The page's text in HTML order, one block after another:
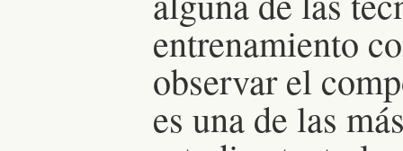
entrenamiento
observar el
es una de las